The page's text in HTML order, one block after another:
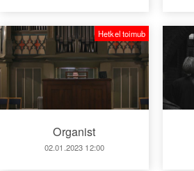
Organist
02.01.2023 12:00
Hetkel toimub